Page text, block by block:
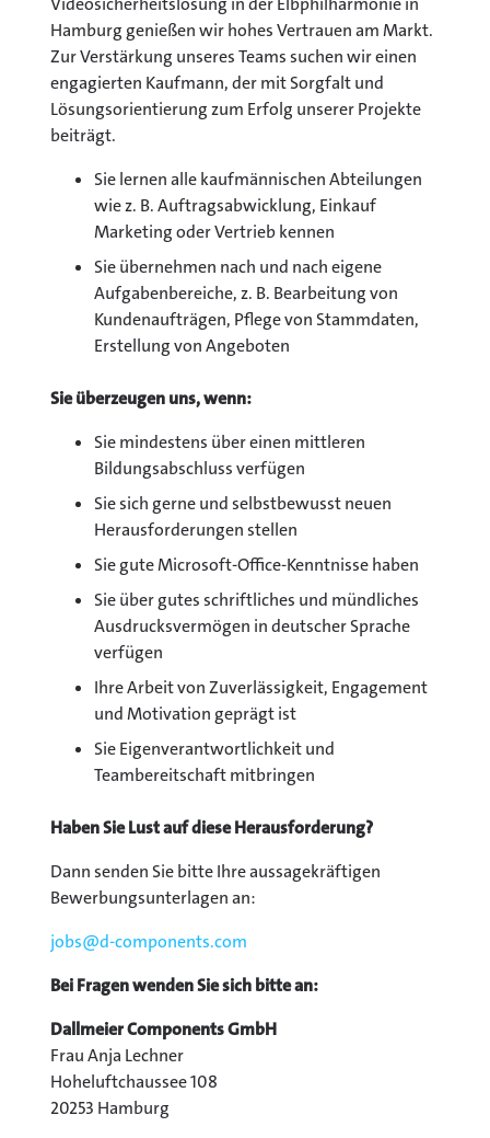
Hamburg genießen wir hohes Vertrauen am Markt.
Zur Verstärkung unseres Teams suchen wir einen
engagierten Kaufmann, der mit Sorgfalt und
Lösungsorientierung zum Erfolg unserer Projekte
beiträgt.
Sie lernen alle kaufmännischen Abteilungen
wie z. B. Auftragsabwicklung, Einkauf
Marketing oder Vertrieb kennen
Sie übernehmen nach und nach eigene
Aufgabenbereiche, z. B. Bearbeitung von
Kundenaufträgen, Pflege von Stammdaten,
Erstellung von Angeboten
Sie überzeugen uns, wenn:
Sie mindestens über einen mittleren
Bildungsabschluss verfügen
Sie sich gerne und selbstbewusst neuen
Herausforderungen stellen
Sie gute Microsoft-Office-Kenntnisse haben
Sie über gutes schriftliches und mündliches
Ausdrucksvermögen in deutscher Sprache
verfügen
Ihre Arbeit von Zuverlässigkeit, Engagement
und Motivation geprägt ist
Sie Eigenverantwortlichkeit und
Teambereitschaft mitbringen
Haben Sie Lust auf diese Herausforderung?
Dann senden Sie bitte Ihre aussagekräftigen
Bewerbungsunterlagen an:
jobs@d-components.com
Bei Fragen wenden Sie sich bitte an:
Dallmeier Components GmbH
Frau Anja Lechner
Hoheluftchaussee 108
20253 Hamburg